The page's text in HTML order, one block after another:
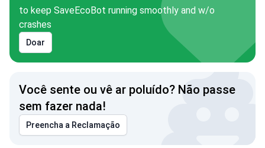
to keep SaveEcoBot running smoothly and w/o
crashes
Doar
Você sente ou vê ar poluído? Não passe
sem fazer nada!
Preencha a Reclamação